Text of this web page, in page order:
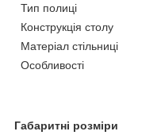
Тип полиці
Конструкція столу
Матеріал стільниці
Особливості
Габаритні розміри